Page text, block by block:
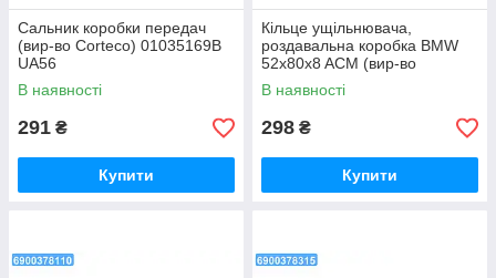
Сальник коробки передач
(вир-во Corteco) 01035169B
UA56
В наявності
291 ₴
Купити
Кільце ущільнювача,
роздавальна коробка BMW
52x80x8 ACM (вир-во
Corteco) 01035172B UA56
В наявності
298 ₴
Купити